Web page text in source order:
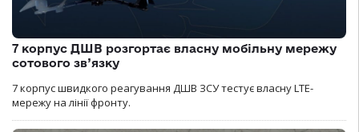
7 корпус ДШВ розгортає власну мобільну мережу
сотового зв’язку
7 корпус швидкого реагування ДШВ ЗСУ тестує власну LTE-
мережу на лінії фронту.